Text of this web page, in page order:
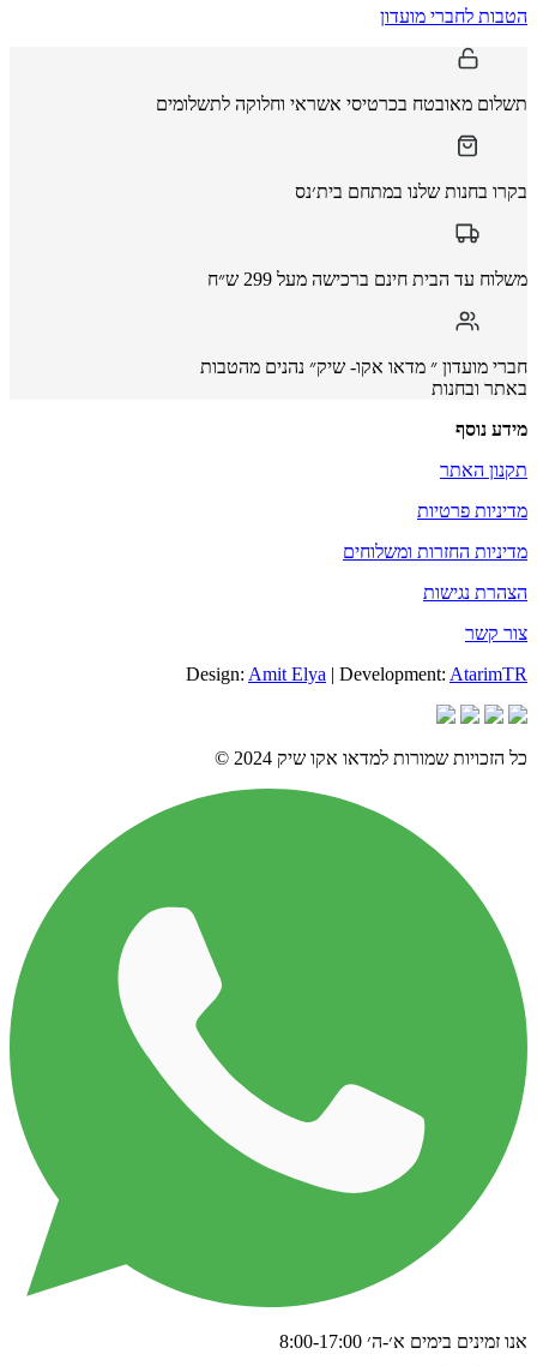
הטבות לחברי מועדון
תשלום מאובטח בכרטיסי אשראי וחלוקה לתשלומים
בקרו בחנות שלנו במתחם בית׳נס
משלוח עד הבית חינם ברכישה מעל 299 ש״ח
חברי מועדון ״ מדאו אקו- שיק״ נהנים מהטבות
באתר ובחנות
מידע נוסף
תקנון האתר
מדיניות פרטיות
מדיניות החזרות ומשלוחים
הצהרת נגישות
צור קשר
Design: Amit Elya | Development: AtarimTR
כל הזכויות שמורות למדאו אקו שיק 2024 ©
אנו זמינים בימים א׳-ה׳ 8:00-17:00